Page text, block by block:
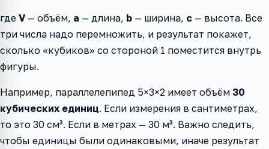
где V — объём, a — длина, b — ширина, c — высота. Все
три числа надо перемножить, и результат покажет,
сколько «кубиков» со стороной 1 поместится внутрь
фигуры.
Например, параллелепипед 5×3×2 имеет объём 30
кубических единиц. Если измерения в сантиметрах,
то это 30 см³. Если в метрах — 30 м³. Важно следить,
чтобы единицы были одинаковыми, иначе результат